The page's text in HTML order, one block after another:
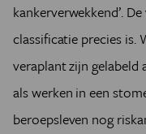
kankerverwekkend’.
classificatie precies is.
veraplant zijn gelabeld
als werken in een
beroepsleven nog